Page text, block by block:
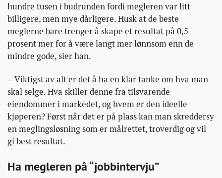
hundre tusen i budrunden fordi megleren var litt
billigere, men mye dårligere. Husk at de beste
meglerne bare trenger å skape et resultat på 0,5
prosent mer for å være langt mer lønnsom enn de
mindre gode, sier han.
– Viktigst av alt er det å ha en klar tanke om hva man
skal selge. Hva skiller denne fra tilsvarende
eiendommer i markedet, og hvem er den ideelle
kjøperen? Først når det er på plass kan man skreddersy
en meglingsløsning som er målrettet, troverdig og vil
gi best resultat.
Ha megleren på “jobbintervju”